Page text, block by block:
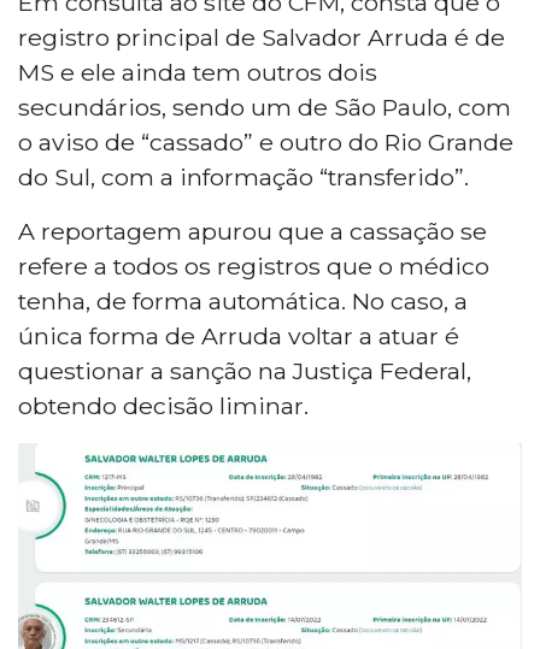
registro principal de Salvador Arruda é de
MS e ele ainda tem outros dois
secundários, sendo um de São Paulo, com
o aviso de “cassado” e outro do Rio Grande
do Sul, com a informação “transferido”.
A reportagem apurou que a cassação se
refere a todos os registros que o médico
tenha, de forma automática. No caso, a
única forma de Arruda voltar a atuar é
questionar a sanção na Justiça Federal,
obtendo decisão liminar.